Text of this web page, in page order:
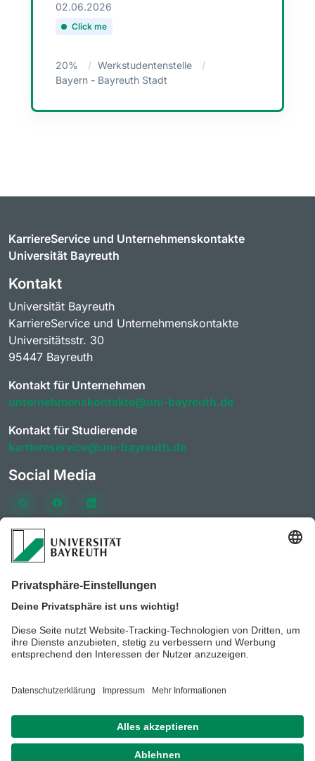
02.06.2026
Click me
20%
Werkstudentenstelle
Bayern - Bayreuth Stadt
KarriereService und Unternehmenskontakte
Universität Bayreuth
Kontakt
Universität Bayreuth
KarriereService und Unternehmenskontakte
Universitätsstr. 30
95447 Bayreuth
Kontakt für Unternehmen
unternehmenskontakte@uni-bayreuth.de
Kontakt für Studierende
karriereservice@uni-bayreuth.de
Social Media
Häufig besuchte Seiten
AlumniPortal der Universität Bayreuth
KarriereForum der Universität Bayreuth
Stellenportal der Universität Bayreuth
BeyondBayreuth - Podcasts zur Berufsorientierung
der Universität Bayreuth
Barrierefreiheitserklärung